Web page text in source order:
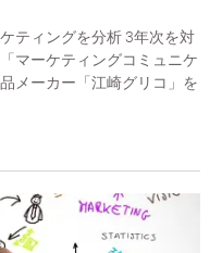
ティングを分析 3年次を対
マーケティングコミュニケ
メーカー「江崎グリコ」を